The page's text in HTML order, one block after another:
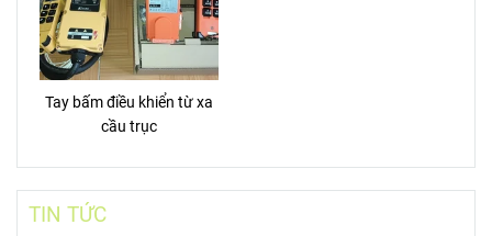
Tay bấm điều khiển từ xa
cầu trục
TIN TỨC